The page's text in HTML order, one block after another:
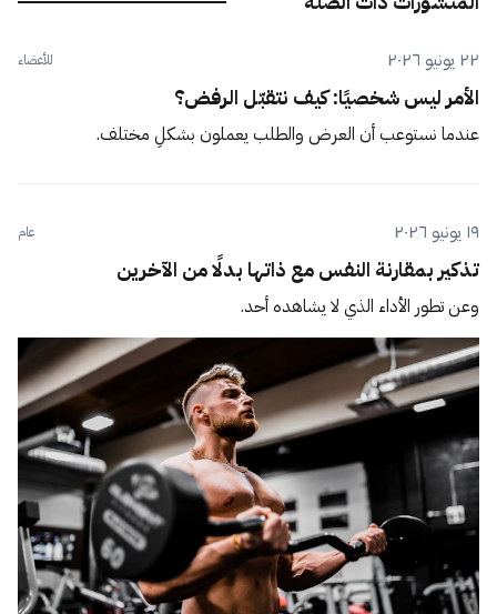
٢٢ يونيو ٢٠٢٦ للأعضاء
الأمر ليس شخصيًا: كيف نتقبّل الرفض؟
عندما نستوعب أن العرض والطلب يعملون بشكلٍ مختلف.
١٩ يونيو ٢٠٢٦ عام
تذكير بمقارنة النفس مع ذاتها بدلًا من الآخرين
وعن تطور الأداء الذي لا يشاهده أحد.